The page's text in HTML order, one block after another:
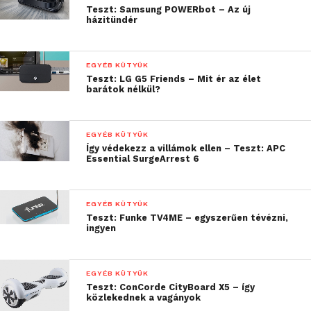
A felszerelhetőség és az elhelyezhetőség? Egész
bilincs, amely egyik oldalról nyílik, így az állítás
gyors, hiszen egy csavart kell csak buherálni, nem
kettőt. A csavaron kézzel is jól megfogható műanyag
Ennek ellenére olyan erősen meghúzható, amely a
legnagyobb rázkódásnál sem lazul le.
Teszt: Samsung POWERbot – Az új
házitündér
EGYÉB KÜTYÜK
Teszt: LG G5 Friends – Mit ér az élet
barátok nélkül?
EGYÉB KÜTYÜK
Így védekezz a villámok ellen – Teszt: APC
Essential SurgeArrest 6
EGYÉB KÜTYÜK
Teszt: Funke TV4ME – egyszerűen tévézni,
ingyen
EGYÉB KÜTYÜK
Teszt: ConCorde CityBoard X5 – így
közlekednek a vagányok